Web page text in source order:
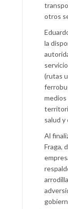
otros
la
(rutas
salud
Al
Fraga,